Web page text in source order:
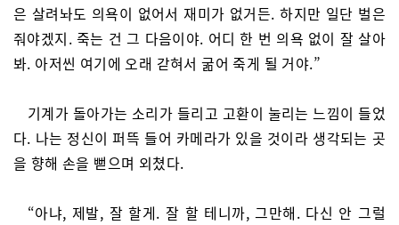
은 살려놔도 의욕이 없어서 재미가 없거든. 하지만 일단 벌은
줘야겠지. 죽는 건 그 다음이야. 어디 한 번 의욕 없이 잘 살아
봐. 아저씬 여기에 오래 갇혀서 굶어 죽게 될 거야.”
기계가 돌아가는 소리가 들리고 고환이 눌리는 느낌이 들었
다. 나는 정신이 퍼뜩 들어 카메라가 있을 것이라 생각되는 곳
을 향해 손을 뻗으며 외쳤다.
“아냐, 제발, 잘 할게. 잘 할 테니까, 그만해. 다신 안 그럴